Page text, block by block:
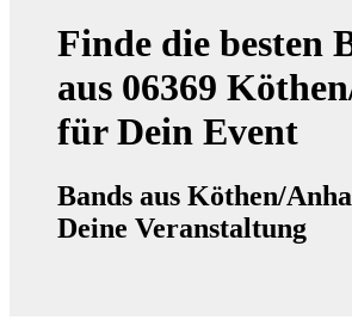
Finde die besten
aus 06369
für Dein Event
Bands aus Köthen/
Deine Veranstaltung